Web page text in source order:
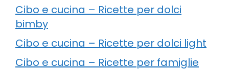
Cibo e cucina – Ricette per dolci
bimby
Cibo e cucina – Ricette per dolci light
Cibo e cucina – Ricette per famiglie